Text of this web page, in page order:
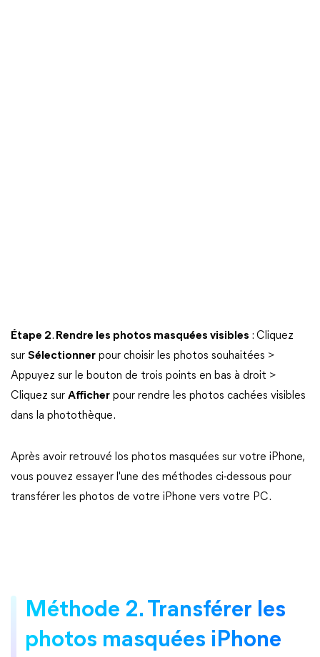
Étape 2. Rendre les photos masquées visibles : Cliquez
sur Sélectionner pour choisir les photos souhaitées >
Appuyez sur le bouton de trois points en bas à droit >
Cliquez sur Afficher pour rendre les photos cachées visibles
dans la photothèque.
Après avoir retrouvé los photos masquées sur votre iPhone,
vous pouvez essayer l'une des méthodes ci-dessous pour
transférer les photos de votre iPhone vers votre PC.
Méthode 2. Transférer les
photos masquées iPhone